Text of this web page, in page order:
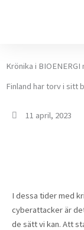
Krönika i BIOENERGI
Finland har torv i sitt
11 april, 2023
I dessa tider med
cyberattacker är
de sätt vi kan. Att